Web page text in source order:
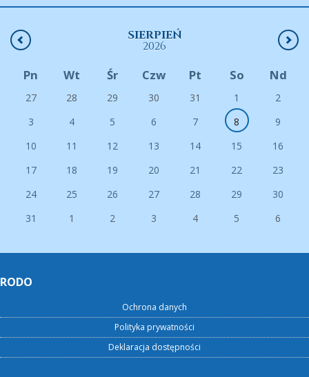
SIERPIEŃ
2026
Pn Wt Śr Czw Pt So Nd
27 28 29 30 31 1
2
3
4 5 6 7 8
9
10
11 12 13 14 15
16
17
18 19 20 21 22
23
24
25 26 27 28 29
30
31
1 2 3 4 5 6
RODO
Ochrona danych
Polityka prywatności
Deklaracja dostępności